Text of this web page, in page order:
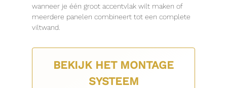
wanneer je één groot accentvlak wilt maken of
meerdere panelen combineert tot een complete
viltwand.
BEKIJK HET MONTAGE
SYSTEEM